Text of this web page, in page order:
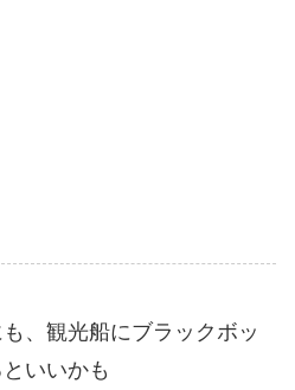
、観光船にブラックボッ
いいかも